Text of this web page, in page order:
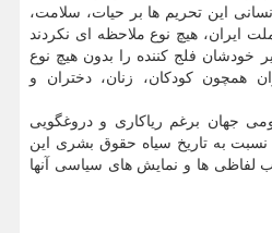
این تحریم ها بر حیات، سلامت،
ایران، هیچ نوع ملاحظه ای نکردند
خودشان فلج کننده را بدون هیچ نوع
همچون کودکان، زنان، دختران و
جهان برغم ریاکاری و دروغگویی
نسبت به تاریخ سیاه حقوق بشری این
لفاظی ها و نمایش های سیاسی آنها